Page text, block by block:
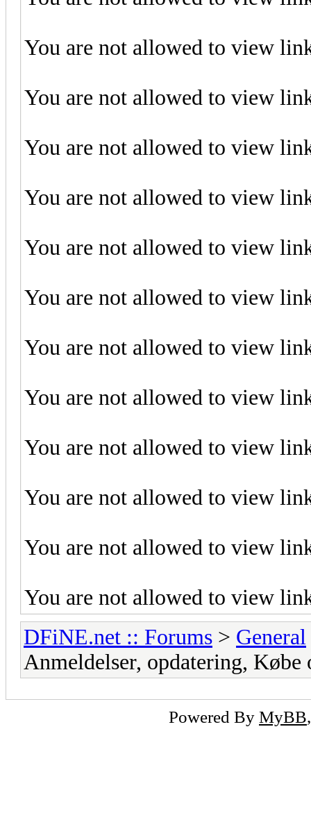
You are not allowed to view
You are not allowed to view
You are not allowed to view
You are not allowed to view
You are not allowed to view
You are not allowed to view
You are not allowed to view
You are not allowed to view
You are not allowed to view
You are not allowed to view
You are not allowed to view
You are not allowed to view
DFiNE.net :: Forums > General
Anmeldelser, opdatering,
Powered By MyBB